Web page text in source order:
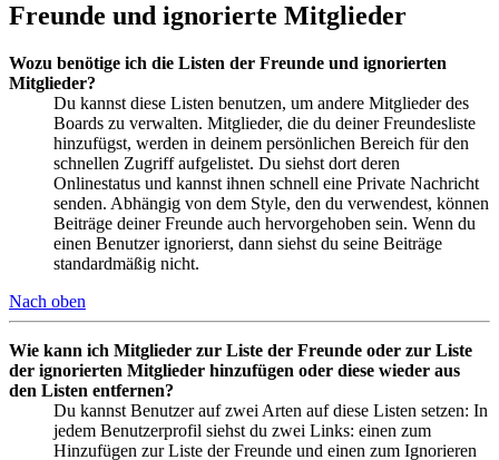
Freunde und ignorierte Mitglieder
Wozu benötige ich die Listen der Freunde und ignorierten
Mitglieder?
Du kannst diese Listen benutzen, um andere Mitglieder des
Boards zu verwalten. Mitglieder, die du deiner Freundesliste
hinzufügst, werden in deinem persönlichen Bereich für den
schnellen Zugriff aufgelistet. Du siehst dort deren
Onlinestatus und kannst ihnen schnell eine Private Nachricht
senden. Abhängig von dem Style, den du verwendest, können
Beiträge deiner Freunde auch hervorgehoben sein. Wenn du
einen Benutzer ignorierst, dann siehst du seine Beiträge
standardmäßig nicht.
Nach oben
Wie kann ich Mitglieder zur Liste der Freunde oder zur Liste
der ignorierten Mitglieder hinzufügen oder diese wieder aus
den Listen entfernen?
Du kannst Benutzer auf zwei Arten auf diese Listen setzen: In
jedem Benutzerprofil siehst du zwei Links: einen zum
Hinzufügen zur Liste der Freunde und einen zum Ignorieren